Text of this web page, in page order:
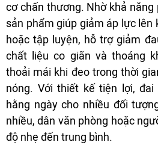
cơ chấn thương. Nhờ khả năng
sản phẩm giúp giảm áp lực lên
hoặc tập luyện, hỗ trợ giảm
chất liệu co giãn và thoáng
thoải mái khi đeo trong thời
nóng. Với thiết kế tiện lợi,
hằng ngày cho nhiều đối
nhiều, dân văn phòng hoặc
độ nhẹ đến trung bình.